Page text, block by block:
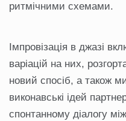
ритмічними схемами.
Імпровізація в джазі
варіацій на них,
новий спосіб, а також
виконавські ідей
спонтанному діалогу